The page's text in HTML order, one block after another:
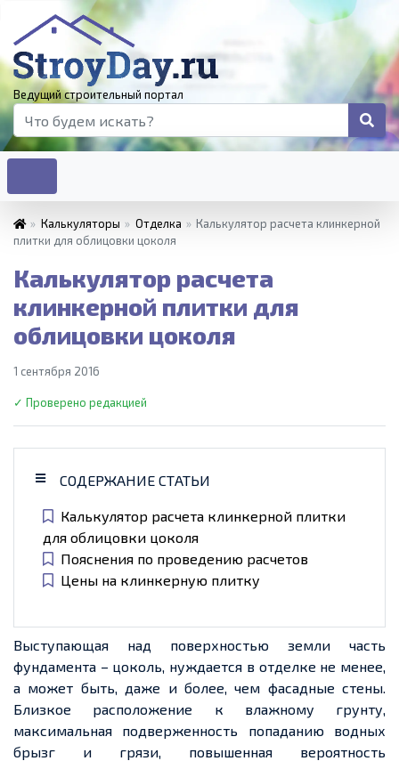
Ведущий строительный портал
» Калькуляторы » Отделка » Калькулятор расчета клинкерной
плитки для облицовки цоколя
Калькулятор расчета
клинкерной плитки для
облицовки цоколя
1 сентября 2016
✓ Проверено редакцией
СОДЕРЖАНИЕ СТАТЬИ
Калькулятор расчета клинкерной плитки
для облицовки цоколя
Пояснения по проведению расчетов
Цены на клинкерную плитку
Выступающая над поверхностью земли часть
фундамента – цоколь, нуждается в отделке не менее,
а может быть, даже и более, чем фасадные стены.
Близкое расположение к влажному грунту,
максимальная подверженность попаданию водных
брызг и грязи, повышенная вероятность